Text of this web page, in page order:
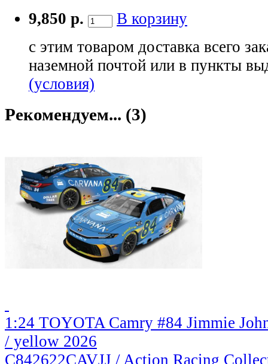
9,850 р.
В корзину
с этим товаром доставка всего
наземной почтой или в пункты
(условия)
Рекомендуем... (3)
1:24 TOYOTA Camry #84 Jimmie
/ yellow 2026
C842622CAVJJ / Action Racing